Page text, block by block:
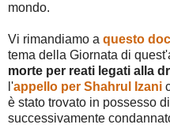
mondo.
Vi rimandiamo a questo
tema della Giornata di
morte per reati legati alla
l'appello per Shahrul Izani
è stato trovato in possesso
successivamente